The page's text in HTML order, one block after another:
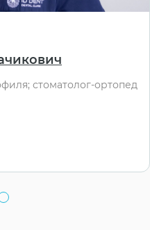
стоматолог-ортопед